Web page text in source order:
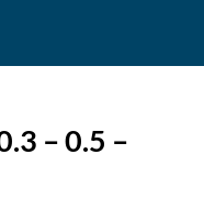
– 0.5 –